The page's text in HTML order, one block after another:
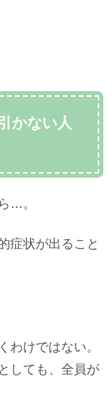
かない人
…。
症状が出ること
わけではない。
しても、全員が